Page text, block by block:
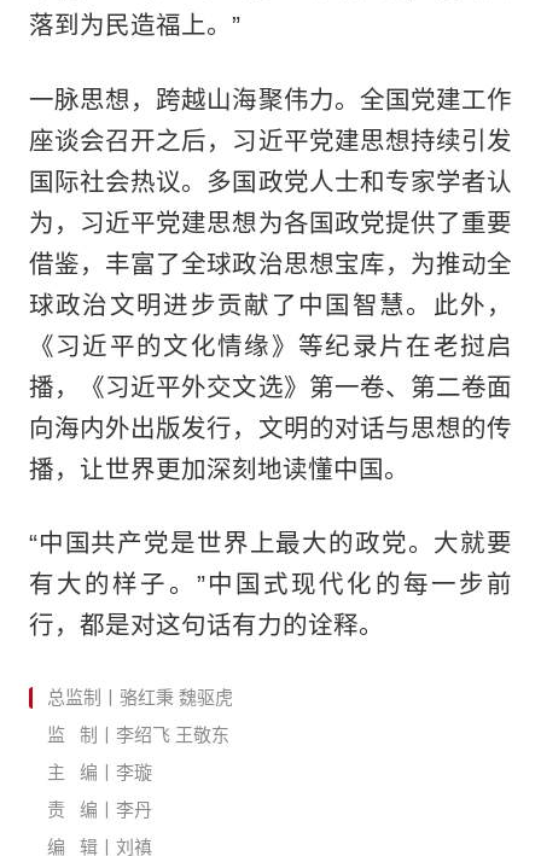
落到为民造福上。”
一脉思想，跨越山海聚伟力。全国党建工作
座谈会召开之后，习近平党建思想持续引发
国际社会热议。多国政党人士和专家学者认
为，习近平党建思想为各国政党提供了重要
借鉴，丰富了全球政治思想宝库，为推动全
球政治文明进步贡献了中国智慧。此外，
《习近平的文化情缘》等纪录片在老挝启
播，《习近平外交文选》第一卷、第二卷面
向海内外出版发行，文明的对话与思想的传
播，让世界更加深刻地读懂中国。
“中国共产党是世界上最大的政党。大就要
有大的样子。”中国式现代化的每一步前
行，都是对这句话有力的诠释。
总监制丨骆红秉 魏驱虎
监 制丨李绍飞 王敬东
主 编丨李璇
责 编丨李丹
编 辑丨刘禛